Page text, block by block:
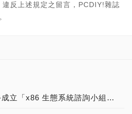
反上述規定之留言，PCDIY!雜誌
「Intel合體AMD」聯手成立「x86 生態系統諮詢小組」，「加速開發人員和客戶的創新」共創美好PC產業未來！